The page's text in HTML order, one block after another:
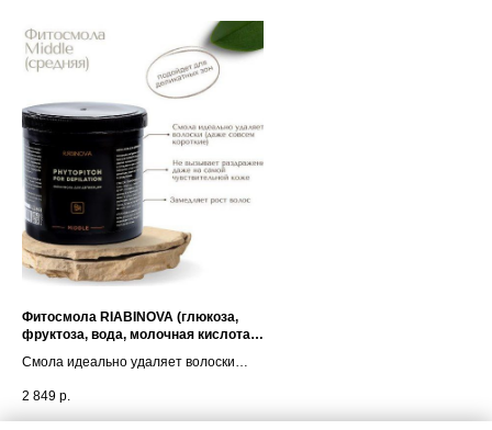
Фитосмола RIABINOVA (глюкоза,
фруктоза, вода, молочная кислота,
орех) middle 1200 гр
Смола идеально удаляет волоски
2 849 р.